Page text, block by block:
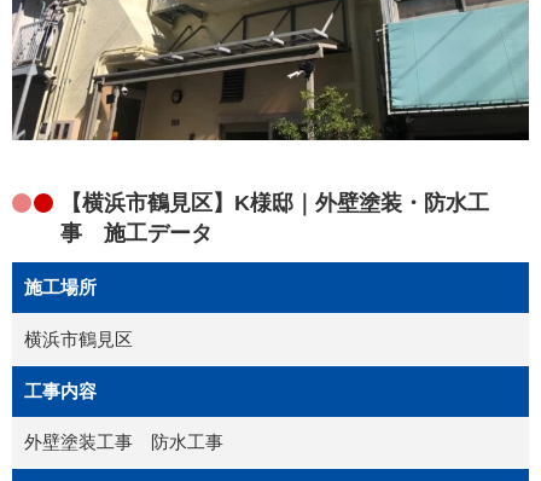
【横浜市鶴見区】K様邸｜外壁塗装・防水工
事 施工データ
施工場所
横浜市鶴見区
工事内容
外壁塗装工事 防水工事